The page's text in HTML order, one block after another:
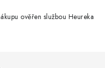
ověřen službou Heureka